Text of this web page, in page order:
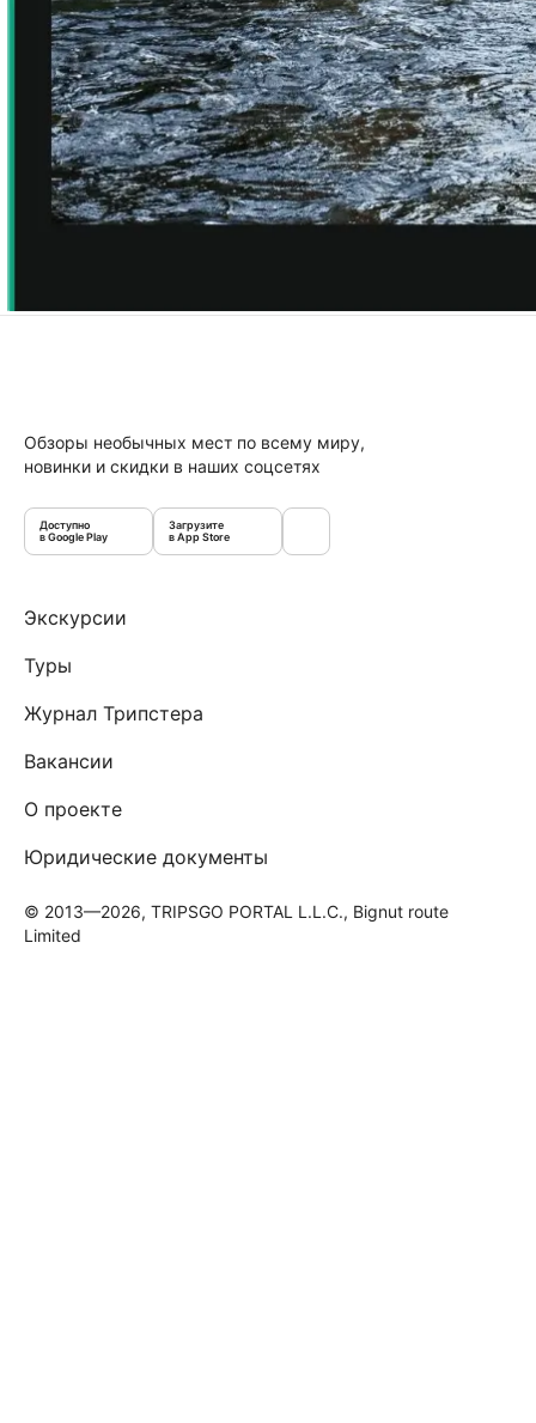
Обзоры необычных мест по всему миру,
новинки и скидки в наших соцсетях
Доступно
в Google Play
Загрузите
в App Store
Экскурсии
Туры
Журнал Трипстера
Вакансии
О проекте
Юридические документы
© 2013—2026, TRIPSGO PORTAL L.L.C., Bignut route
Limited